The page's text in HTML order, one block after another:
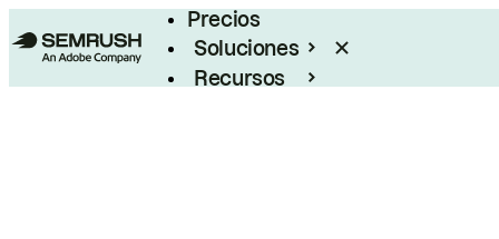
Precios
Soluciones
Recursos